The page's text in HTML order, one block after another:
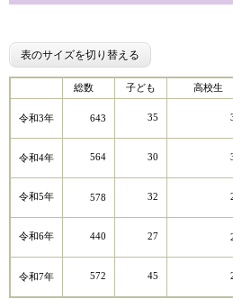
表のサイズを切り替える
総数 子ども 高校生
令和3年 643 35
令和4年 564 30
令和5年 578 32
令和6年 440 27
令和7年 572 45